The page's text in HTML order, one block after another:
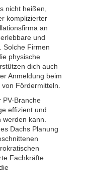
nicht heißen,
komplizierter
an
und
Solche Firmen
physische
dich auch
Anmeldung beim
Fördermitteln.
PV-Branche
effizient und
kann.
Dachs Planung
Fachkräfte